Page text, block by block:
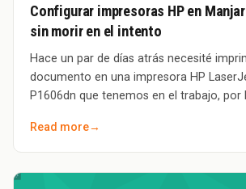
Configurar impresoras HP en
sin morir en el intento
Hace un par de días atrás necesité
documento en una impresora HP
P1606dn que tenemos en el trabajo, por
Read more→